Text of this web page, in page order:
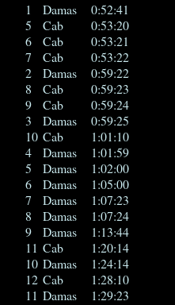
1 Damas
0:52:41
5 Cab
0:53:20
6 Cab
0:53:21
7 Cab
0:53:22
2 Damas
0:59:22
8 Cab
0:59:23
9 Cab
0:59:24
3 Damas
0:59:25
10 Cab
1:01:10
4 Damas
1:01:59
5 Damas
1:02:00
6 Damas
1:05:00
7 Damas
1:07:23
8 Damas
1:07:24
9 Damas
1:13:44
11 Cab
1:20:14
10 Damas
1:24:14
12 Cab
1:28:10
11 Damas 1:29:23